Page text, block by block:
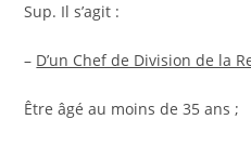
Sup. Il s’agit :
– D’un Chef de Division de la
Être âgé au moins de 35 ans ;